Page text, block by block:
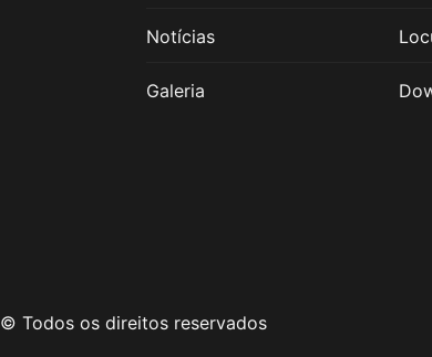
Notícias
Galeria
© Todos os direitos reservados